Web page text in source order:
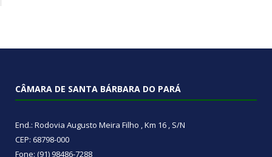
CÂMARA DE SANTA BÁRBARA DO PARÁ
End.: Rodovia Augusto Meira Filho , Km 16 , S/N
CEP: 68798-000
Fone: (91) 98486-7288